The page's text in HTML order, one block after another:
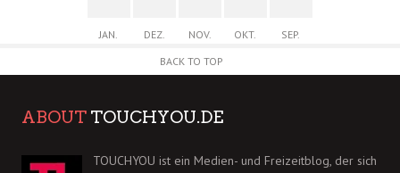
JAN. DEZ. NOV. OKT.
SEP.
BACK TO TOP
ABOUT TOUCHYOU.DE
TOUCHYOU ist ein Medien- und Freizeitblog, der sich